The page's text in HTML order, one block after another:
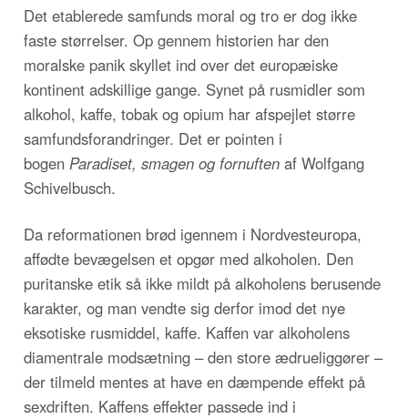
Det etablerede samfunds moral og tro er dog ikke
faste størrelser. Op gennem historien har den
moralske panik skyllet ind over det europæiske
kontinent adskillige gange. Synet på rusmidler som
alkohol, kaffe, tobak og opium har afspejlet større
samfundsforandringer. Det er pointen i
bogen Paradiset, smagen og fornuften af Wolfgang
Schivelbusch.
Da reformationen brød igennem i Nordvesteuropa,
affødte bevægelsen et opgør med alkoholen. Den
puritanske etik så ikke mildt på alkoholens berusende
karakter, og man vendte sig derfor imod det nye
eksotiske rusmiddel, kaffe. Kaffen var alkoholens
diamentrale modsætning – den store ædrueliggører –
der tilmeld mentes at have en dæmpende effekt på
sexdriften. Kaffens effekter passede ind i